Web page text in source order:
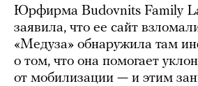
Юрфирма Budovnits Family
заявила, что ее сайт
«Медуза» обнаружила там
о том, что она помогает
от мобилизации — и этим